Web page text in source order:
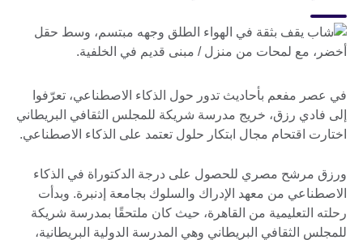
في عصر مفعم بأحاديث تدور حول الذكاء الاصطناعي، تعرّفوا
إلى فادي رزق، خريج مدرسة شريكة للمجلس الثقافي البريطاني
اختارت اقتحام مجال ابتكار حلول تعتمد على الذكاء الاصطناعي.
ورزق مرشح مصري للحصول على درجة الدكتوراة في الذكاء
الاصطناعي من معهد الإدراك والسلوك بجامعة إدنبرة. وبدأت
رحلته التعليمية من القاهرة، حيث كان ملتحقًا بمدرسة شريكة
للمجلس الثقافي البريطاني وهي المدرسة الدولية البريطانية،